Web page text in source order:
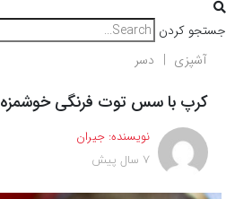
جستجو کردن
آشپزی دسر
کرپ با سس توت فرنگی خوشمزه
نویسنده: جیران
7 سال پیش